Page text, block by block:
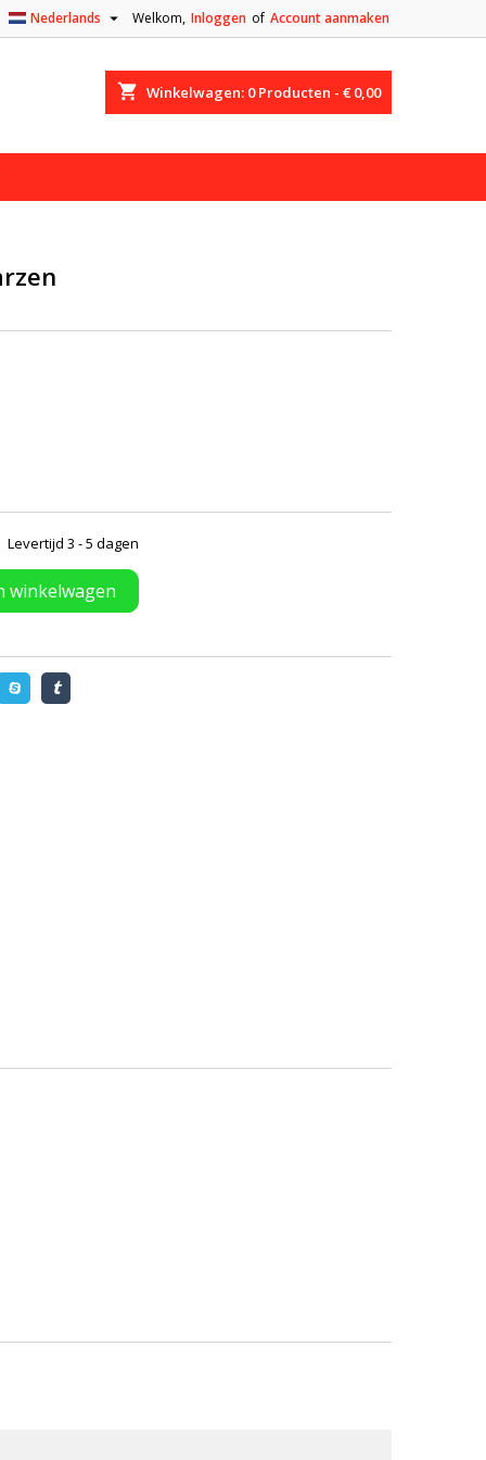
Welkom, Inloggen of Account aanmaken
Nederlands 
shopping_cart Winkelwagen: 0Producten - € 0,00
Levertijd 3 - 5 dagen
winkelwagen